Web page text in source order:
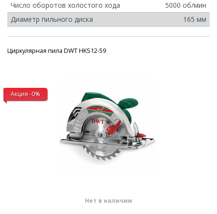
Число оборотов холостого хода
5000 об/мин
Диаметр пильного диска
165 мм
Акция -0%
Циркулярная пила DWT HKS12-59
Нет в наличии